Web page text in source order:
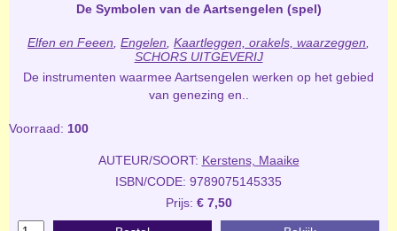
De Symbolen van de Aartsengelen (spel)
Elfen en Feeen Engelen Kaartleggen, orakels, waarzeggen
SCHORS UITGEVERIJ
De instrumenten waarmee Aartsengelen werken op het gebied
van genezing en..
Voorraad: 100
AUTEUR/SOORT: Kerstens, Maaike
ISBN/CODE: 9789075145335
Prijs: € 7,50